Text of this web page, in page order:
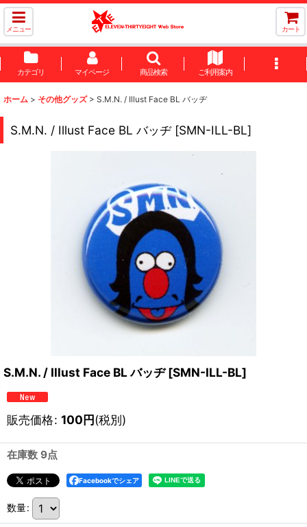
メニュー カート
カテゴリ マイページ 商品検索 ご利用案内
ホーム > その他グッズ > S.M.N. / Illust Face BL バッヂ
S.M.N. / Illust Face BL バッヂ [SMN-ILL-BL]
S.M.N. / Illust Face BL バッヂ [SMN-ILL-BL]
販売価格: 100円(税別)
在庫数 9点
Facebookでシェア
数量: